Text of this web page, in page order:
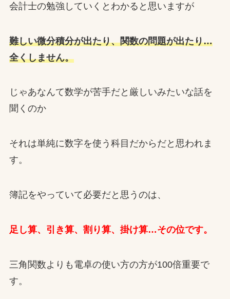
会計士の勉強していくとわかると思いますが
難しい微分積分が出たり、関数の問題が出たり…
全くしません。
じゃあなんて数学が苦手だと厳しいみたいな話を
聞くのか
それは単純に数字を使う科目だからだと思われま
す。
簿記をやっていて必要だと思うのは、
足し算、引き算、割り算、掛け算…その位です。
三角関数よりも電卓の使い方の方が100倍重要で
す。